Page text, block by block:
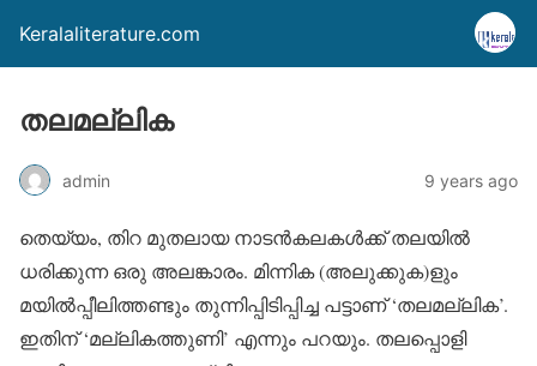
Keralaliterature.com
തലമല്ലിക
admin 9 years ago
തെയ്യം, തിറ മുതലായ നാടന്‍കലകള്‍ക്ക് തലയില്‍
ധരിക്കുന്ന ഒരു അലങ്കാരം. മിന്നിക (അലുക്കുക)ളും
മയില്‍പ്പീലിത്തണ്ടും തുന്നിപ്പിടിപ്പിച്ച പട്ടാണ് ‘തലമല്ലിക’.
ഇതിന് ‘മല്ലികത്തുണി’ എന്നും പറയും. തലപ്പൊളി